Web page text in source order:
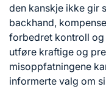
den kanskje ikke gir
backhand,
forbedret kontroll og
utføre kraftige og
misoppfatningene
informerte valg om